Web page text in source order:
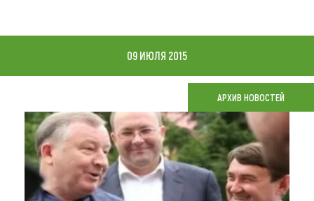
Карта
О регионе
Коллекция впечатлений
Другие рубрики
09 ИЮЛЯ 2015
АРХИВ НОВОСТЕЙ